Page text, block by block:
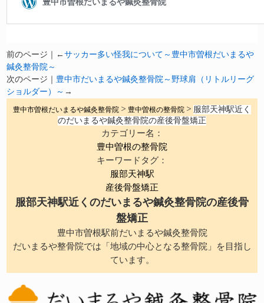
前のページ｜←サッカー多い怪我について～豊中市曽根だいまるや
鍼灸整骨院～
次のページ｜ 豊中市だいまるや鍼灸整骨院～野球肩（リトルリーグ
ショルダー）～ →
豊中市曽根だいまるや鍼灸整骨院 > 豊中曽根の整骨院 > 服部天神駅近く
のだいまるや鍼灸整骨院の産後骨盤矯正
カテゴリー名：
豊中曽根の整骨院
キーワードタグ：
服部天神駅
産後骨盤矯正
服部天神駅近くのだいまるや鍼灸整骨院の産後骨
盤矯正
豊中市曽根駅前だいまるや鍼灸整骨院
だいまるや整骨院では「地域の中心となる整骨院」を目指し
ています。